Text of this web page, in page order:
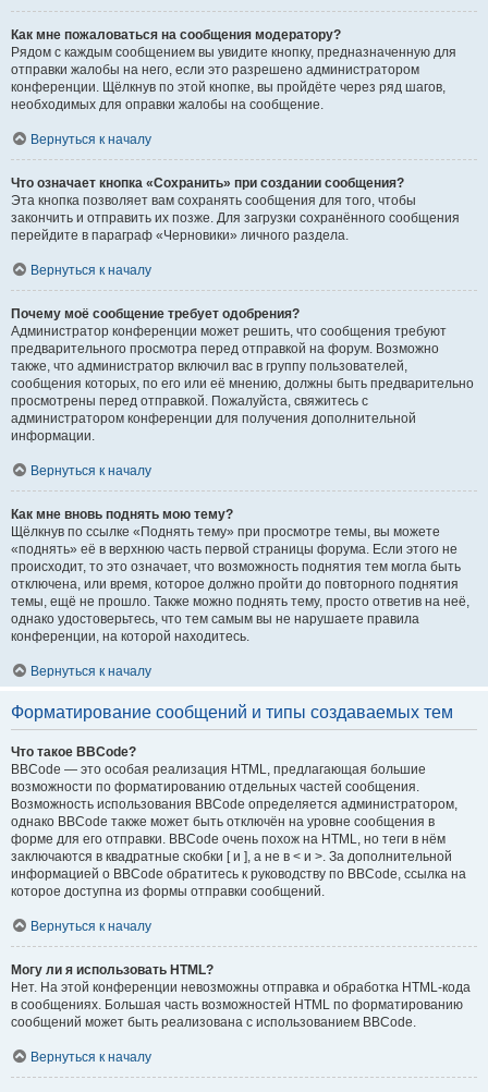
Как мне пожаловаться на сообщения модератору?
Рядом с каждым сообщением вы увидите кнопку, предназначенную для
отправки жалобы на него, если это разрешено администратором
конференции. Щёлкнув по этой кнопке, вы пройдёте через ряд шагов,
необходимых для оправки жалобы на сообщение.
Вернуться к началу
Что означает кнопка «Сохранить» при создании сообщения?
Эта кнопка позволяет вам сохранять сообщения для того, чтобы
закончить и отправить их позже. Для загрузки сохранённого сообщения
перейдите в параграф «Черновики» личного раздела.
Вернуться к началу
Почему моё сообщение требует одобрения?
Администратор конференции может решить, что сообщения требуют
предварительного просмотра перед отправкой на форум. Возможно
также, что администратор включил вас в группу пользователей,
сообщения которых, по его или её мнению, должны быть предварительно
просмотрены перед отправкой. Пожалуйста, свяжитесь с
администратором конференции для получения дополнительной
информации.
Вернуться к началу
Как мне вновь поднять мою тему?
Щёлкнув по ссылке «Поднять тему» при просмотре темы, вы можете
«поднять» её в верхнюю часть первой страницы форума. Если этого не
происходит, то это означает, что возможность поднятия тем могла быть
отключена, или время, которое должно пройти до повторного поднятия
темы, ещё не прошло. Также можно поднять тему, просто ответив на неё,
однако удостоверьтесь, что тем самым вы не нарушаете правила
конференции, на которой находитесь.
Вернуться к началу
Форматирование сообщений и типы создаваемых тем
Что такое BBCode?
BBCode — это особая реализация HTML, предлагающая большие
возможности по форматированию отдельных частей сообщения.
Возможность использования BBCode определяется администратором,
однако BBCode также может быть отключён на уровне сообщения в
форме для его отправки. BBCode очень похож на HTML, но теги в нём
заключаются в квадратные скобки [ и ], а не в < и >. За дополнительной
информацией о BBCode обратитесь к руководству по BBCode, ссылка на
которое доступна из формы отправки сообщений.
Вернуться к началу
Могу ли я использовать HTML?
Нет. На этой конференции невозможны отправка и обработка HTML-кода
в сообщениях. Большая часть возможностей HTML по форматированию
сообщений может быть реализована с использованием BBCode.
Вернуться к началу